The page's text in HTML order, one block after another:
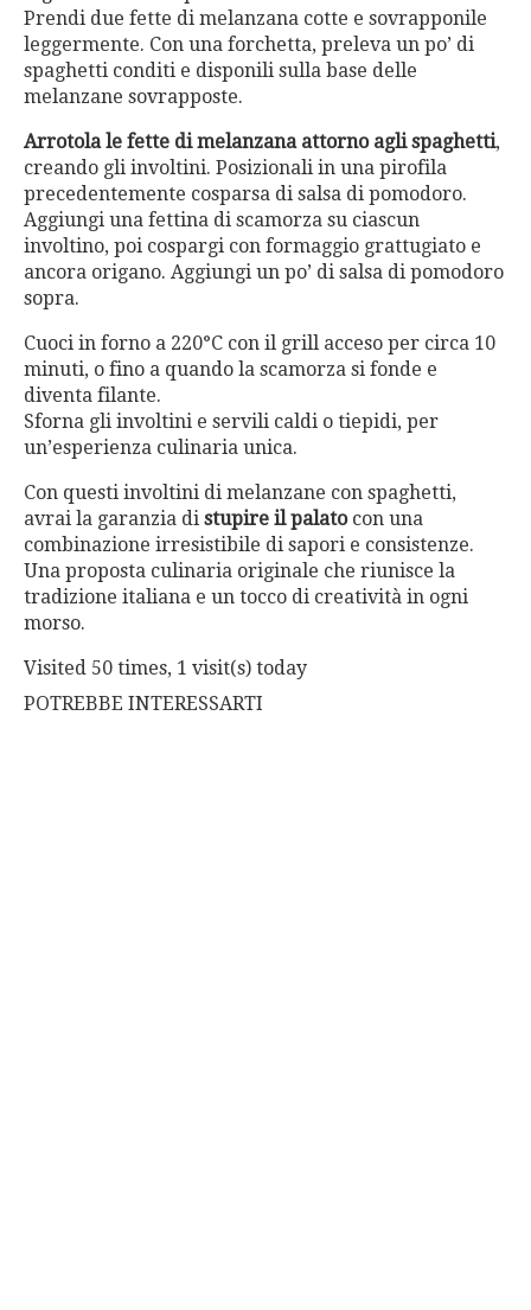
Prendi due fette di melanzana cotte e sovrapponile
leggermente. Con una forchetta, preleva un po’ di
spaghetti conditi e disponili sulla base delle
melanzane sovrapposte.
Arrotola le fette di melanzana attorno agli spaghetti,
creando gli involtini. Posizionali in una pirofila
precedentemente cosparsa di salsa di pomodoro.
Aggiungi una fettina di scamorza su ciascun
involtino, poi cospargi con formaggio grattugiato e
ancora origano. Aggiungi un po’ di salsa di pomodoro
sopra.
Cuoci in forno a 220°C con il grill acceso per circa 10
minuti, o fino a quando la scamorza si fonde e
diventa filante.
Sforna gli involtini e servili caldi o tiepidi, per
un’esperienza culinaria unica.
Con questi involtini di melanzane con spaghetti,
avrai la garanzia di stupire il palatocon una
combinazione irresistibile di sapori e consistenze.
Una proposta culinaria originale che riunisce la
tradizione italiana e un tocco di creatività in ogni
morso.
Visited 50 times, 1 visit(s) today
POTREBBE INTERESSARTI